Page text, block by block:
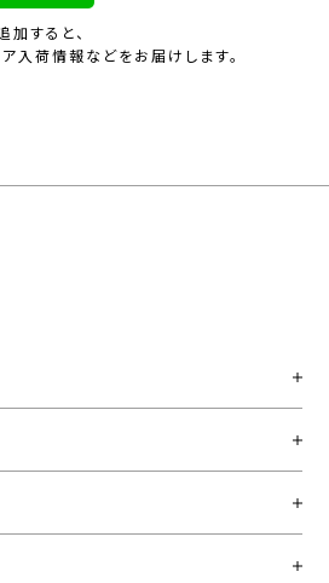
すると、
入荷情報などをお届けします。